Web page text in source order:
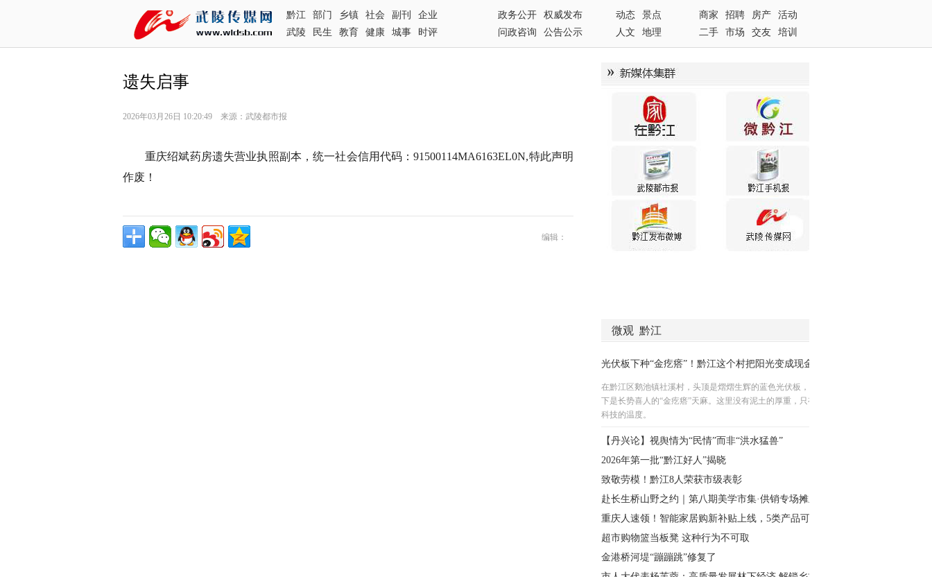
黔江 部门 乡镇 社会 副刊
企业
武陵
民生 教育 健康 城事 时评
政务公开
权威发布
问政咨询
公告公示
动态
景点
人文
地理
商家 招聘 房产
活动
二手
市场 交友 培训
遗失启事
2026年03月26日 10:20:49 来源：武陵都市报
重庆绍斌药房遗失营业执照副本，统一社会信用代码：91500114MA6163EL0N,特此声明
作废！
编辑：